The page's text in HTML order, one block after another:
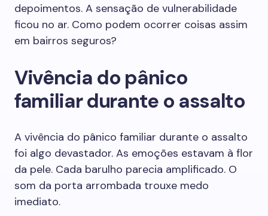
depoimentos. A sensação de vulnerabilidade
ficou no ar. Como podem ocorrer coisas assim
em bairros seguros?
Vivência do pânico
familiar durante o assalto
A vivência do pânico familiar durante o assalto
foi algo devastador. As emoções estavam à flor
da pele. Cada barulho parecia amplificado. O
som da porta arrombada trouxe medo
imediato.